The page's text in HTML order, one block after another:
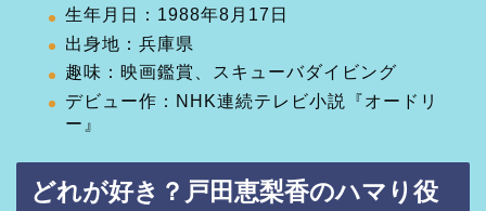
生年月日：1988年8月17日
出身地：兵庫県
趣味：映画鑑賞、スキューバダイビング
デビュー作：NHK連続テレビ小説『オードリ
ー』
どれが好き？戸田恵梨香のハマり役